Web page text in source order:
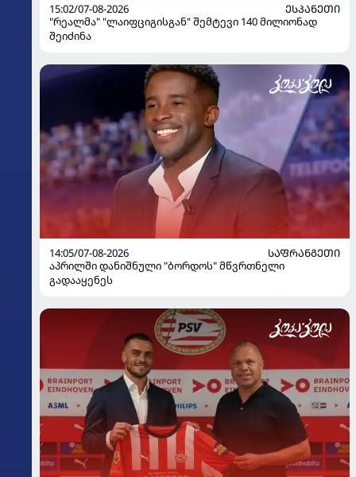
15:02/07-08-2026
ᲔᲡᲞᲐᲜᲔᲗᲘ
"რეალმა" "ლაიფციგისგან" შემტევი 140 მილიონად
შეიძინა
14:05/07-08-2026
ᲡᲐᲤᲠᲐᲜᲒᲔᲗᲘ
აპრილში დანიშნული "ბორდოს" მწვრთნელი
გადააყენეს